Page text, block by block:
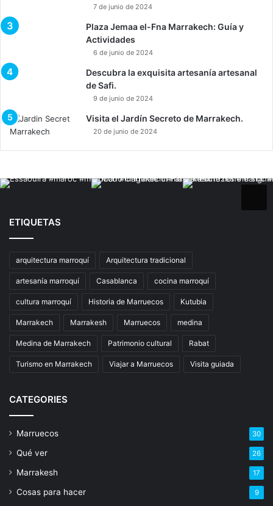
7 de junio de 2024
Plaza Jemaa el-Fna Marrakech: Guía y
Actividades
6 de junio de 2024
Descubra la exquisita artesanía artesanal
de Safi.
9 de junio de 2024
Visita el Jardín Secreto de Marrakech.
20 de junio de 2024
ETIQUETAS
arquitectura marroquí Arquitectura tradicional
artesanía marroquí Casablanca cocina marroquí
cultura marroquí Historia de Marruecos Kutubia
Marrakech Marrakesh Marruecos medina
Medina de Marrakech Patrimonio cultural Rabat
Turismo en Marrakech Viajar a Marruecos Visita guiada
CATEGORIES
Marruecos 30
Qué ver 26
Marrakesh 17
Cosas para hacer 9